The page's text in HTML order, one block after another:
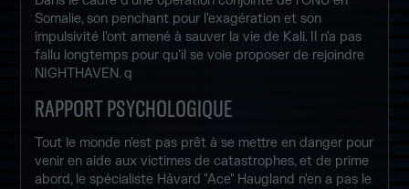
Somalie, son penchant pour l'exagération et son
impulsivité l'ont amené à sauver la vie de Kali. Il n'a pas
fallu longtemps pour qu'il se voie proposer de rejoindre
NIGHTHAVEN. q
RAPPORT PSYCHOLOGIQUE
Tout le monde n'est pas prêt à se mettre en danger pour
venir en aide aux victimes de catastrophes, et de prime
abord, le spécialiste Håvard "Ace" Haugland n'en a pas le